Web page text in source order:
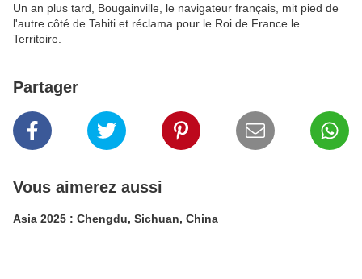
Un an plus tard, Bougainville, le navigateur français, mit pied de
l'autre côté de Tahiti et réclama pour le Roi de France le
Territoire.
Partager
Vous aimerez aussi
Asia 2025 : Chengdu, Sichuan, China